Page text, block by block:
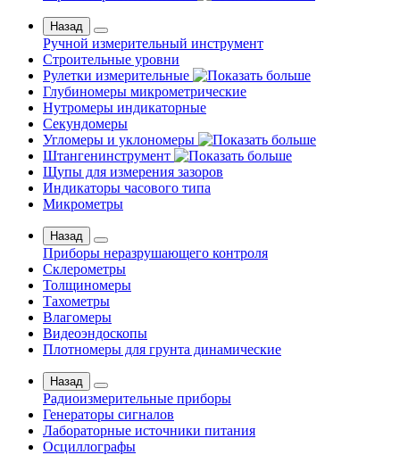
Назад
Ручной измерительный инструмент
Строительные уровни
Рулетки измерительные
Глубиномеры микрометрические
Нутромеры индикаторные
Секундомеры
Угломеры и уклономеры
Штангенинструмент
Щупы для измерения зазоров
Индикаторы часового типа
Микрометры
Назад
Приборы неразрушающего контроля
Склерометры
Толщиномеры
Тахометры
Влагомеры
Видеоэндоскопы
Плотномеры для грунта динамические
Назад
Радиоизмерительные приборы
Генераторы сигналов
Лабораторные источники питания
Осциллографы